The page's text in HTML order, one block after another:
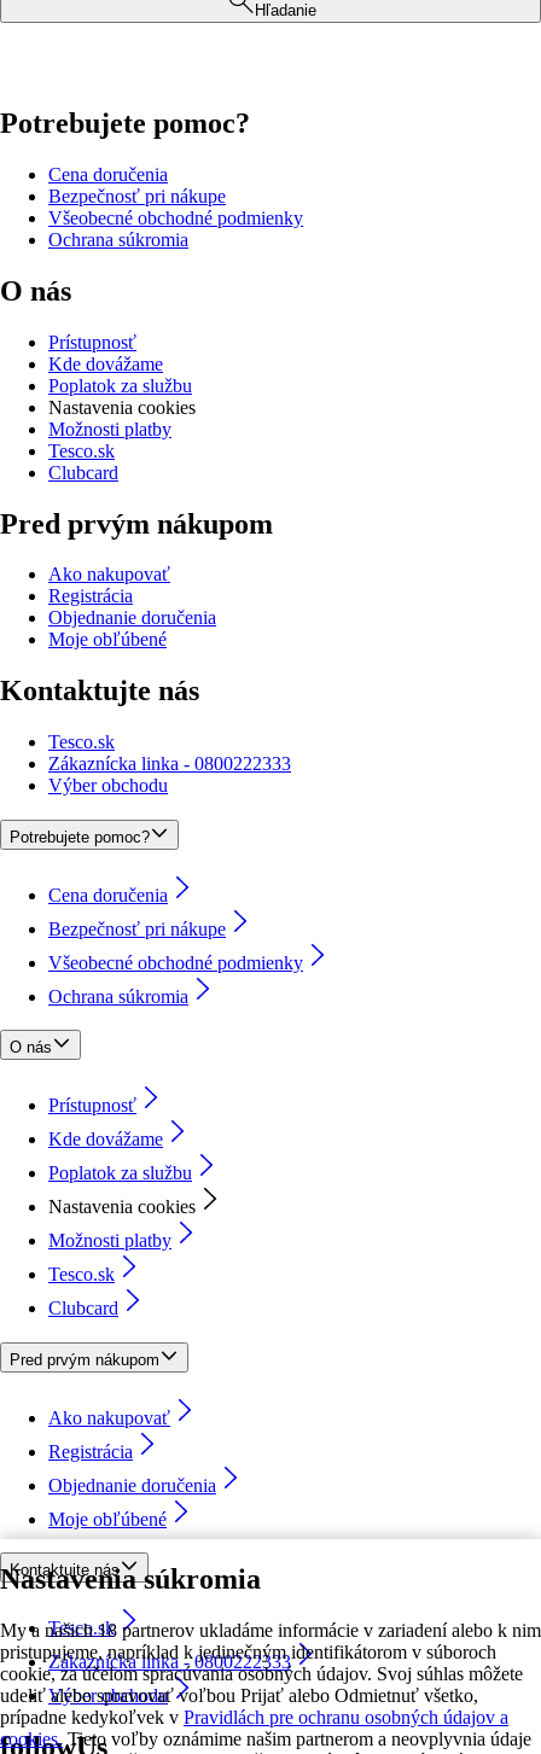
Nastavenia súkromia
My a našich 18 partnerov ukladáme informácie v zariadení alebo k nim
pristupujeme, napríklad k jedinečným identifikátorom v súboroch
cookie, za účelom spracúvania osobných údajov. Svoj súhlas môžete
udeliť alebo spravovať voľbou Prijať alebo Odmietnuť všetko,
prípadne kedykoľvek v Pravidlách pre ochranu osobných údajov a
cookies. Tieto voľby oznámime našim partnerom a neovplyvnia údaje
Hľadanie
Potrebujete pomoc?
Cena doručenia
Bezpečnosť pri nákupe
Všeobecné obchodné podmienky
Ochrana súkromia
O nás
Prístupnosť
Kde dovážame
Poplatok za službu
Nastavenia cookies
Možnosti platby
Tesco.sk
Clubcard
Pred prvým nákupom
Ako nakupovať
Registrácia
Objednanie doručenia
Moje obľúbené
Kontaktujte nás
Tesco.sk
Zákaznícka linka - 0800222333
Výber obchodu
Potrebujete pomoc?
Cena doručenia
Bezpečnosť pri nákupe
Všeobecné obchodné podmienky
Ochrana súkromia
O nás
Prístupnosť
Kde dovážame
Poplatok za službu
Nastavenia cookies
Možnosti platby
Tesco.sk
Clubcard
Pred prvým nákupom
Ako nakupovať
Registrácia
Objednanie doručenia
Moje obľúbené
Kontaktujte nás
Tesco.sk
Zákaznícka linka - 0800222333
Výber obchodu
followUs